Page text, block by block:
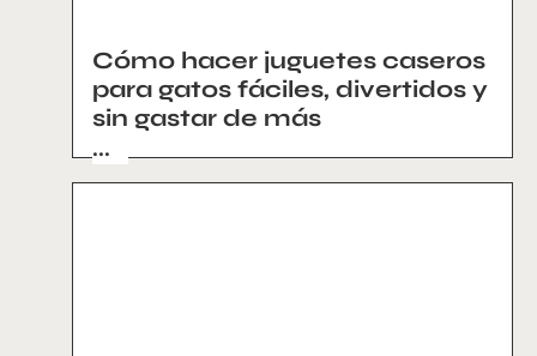
Cómo hacer juguetes caseros
para gatos fáciles, divertidos y
sin gastar de más
...